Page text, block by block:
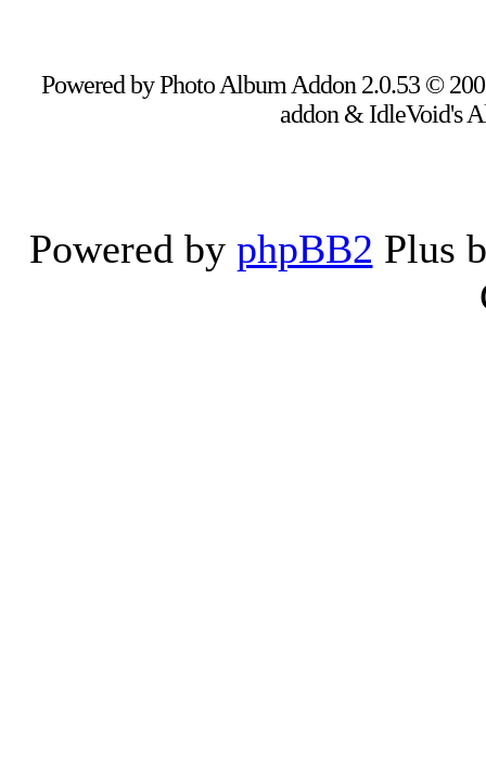
Powered by Photo Album Addon 2.0.53 ©
addon & IdleVoid's
Powered by phpBB2 Plus